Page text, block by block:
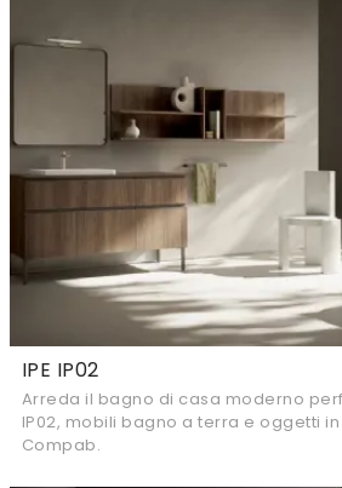
IPE IP02
Arreda il bagno di casa moderno
IP02, mobili bagno a terra e oggetti
Compab.